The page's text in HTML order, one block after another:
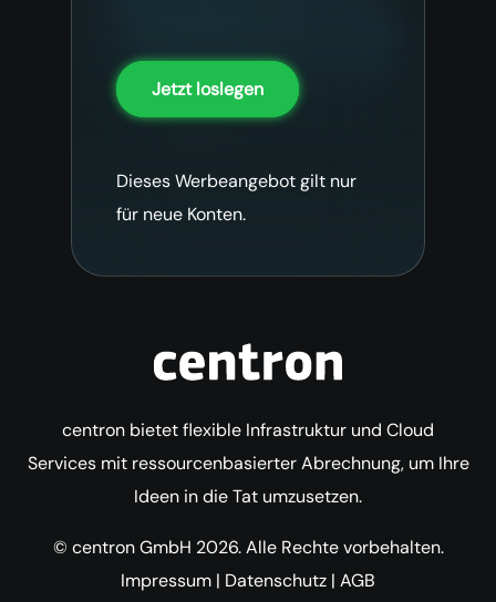
Jetzt loslegen
Dieses Werbeangebot gilt nur
für neue Konten.
centron bietet flexible Infrastruktur und Cloud
Services mit ressourcenbasierter Abrechnung, um Ihre
Ideen in die Tat umzusetzen.
© centron GmbH 2026. Alle Rechte vorbehalten.
Impressum | Datenschutz | AGB